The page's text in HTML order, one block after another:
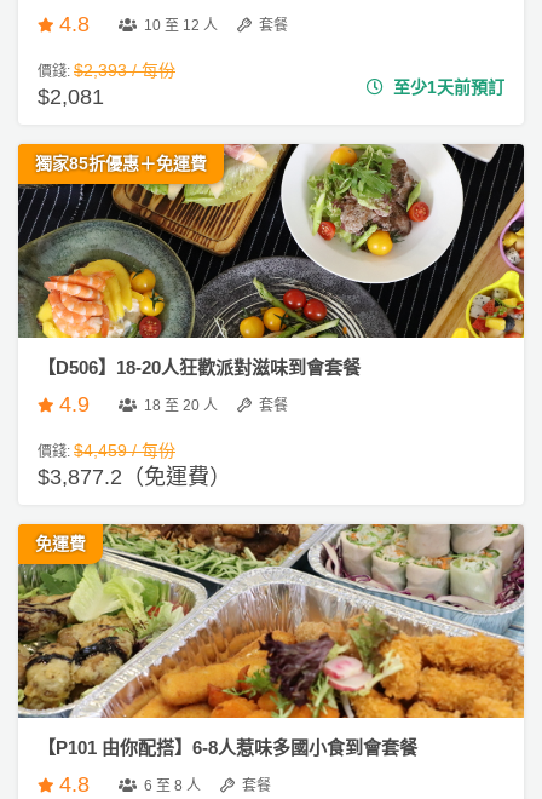
樂
遊
出
租
4.8 10 至 12 人 套餐
價錢: $2,393 / 每份
$2,081 至少1天前預訂
獨家85折優惠＋免運費
【D506】18-20人狂歡派對滋味到會套餐
4.9 18 至 20 人 套餐
價錢: $4,459 / 每份
$3,877.2（免運費）
免運費
【P101 由你配搭】6-8人惹味多國小食到會套餐
4.8 6 至 8 人 套餐